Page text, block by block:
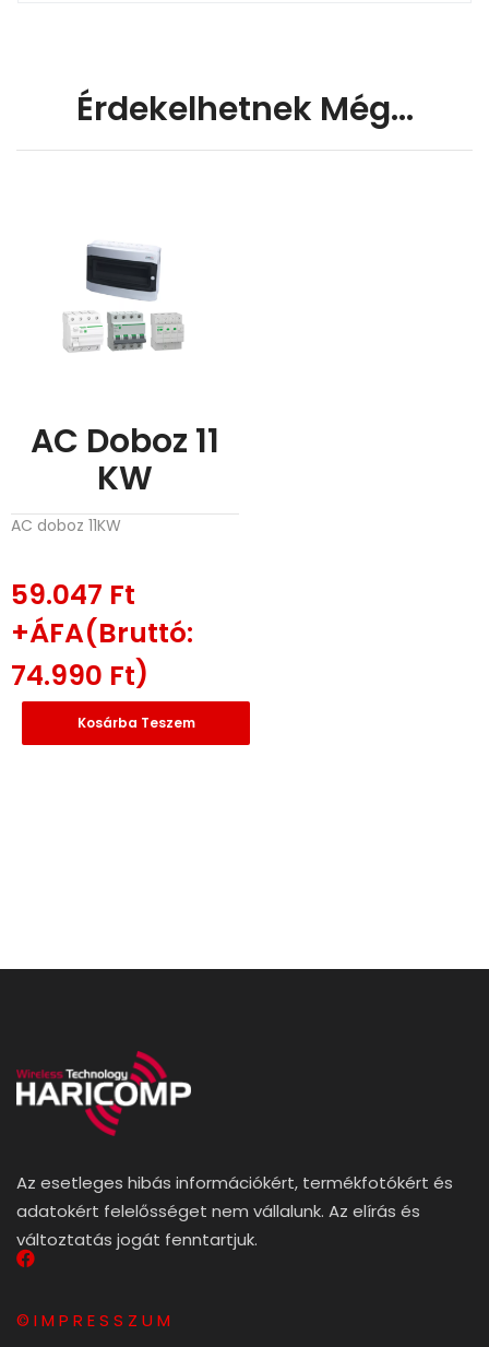
Érdekelhetnek Még…
AC Doboz 11
KW
AC doboz 11KW
59.047 Ft
+ÁFA(Bruttó:
74.990 Ft)
Kosárba Teszem
Az esetleges hibás információkért, termékfotókért és
adatokért felelősséget nem vállalunk. Az elírás és
változtatás jogát fenntartjuk.
© I M P R E S S Z U M